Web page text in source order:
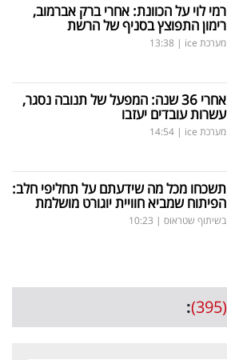
רמי לוי על הכוונת: אחרי ברק אברמוב,
רימון התפוצץ בסניף של הרשת
מערכת ice |
13:38
אחרי 36 שנה: המפעל של תנובה נסגר,
עשרות עובדים יעזבו
מערכת ice |
14:54
תשכחו מכל מה שידעתם על תחליפי חלב:
הפיתוח שמביא חוויית יוגורט מושלמת
בשיתוף שטראוס |
10:23
(395)
: